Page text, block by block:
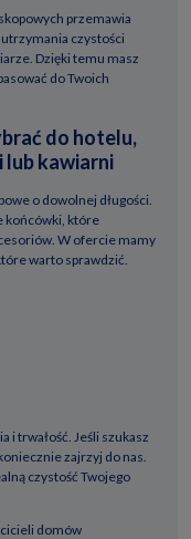
przemawia
czystości
Dzięki temu masz
do Twoich
do hotelu,
lub kawiarni
o dowolnej długości.
końcówki, które
W ofercie mamy
warto sprawdzić.
i trwałość. Jeśli szukasz
zajrzyj do nas.
czystość Twojego
domów